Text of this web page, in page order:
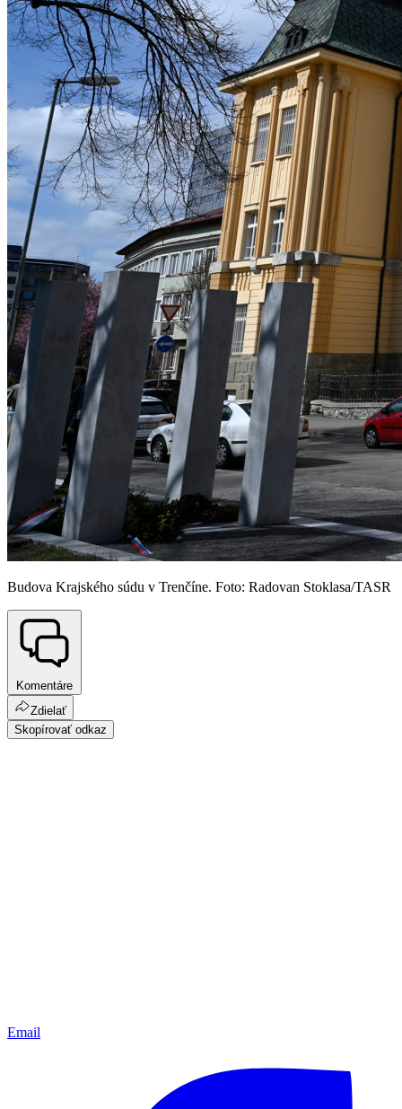
Budova Krajského súdu v Trenčíne. Foto: Radovan Stoklasa/TASR
Komentáre
Zdielať
Skopírovať odkaz
Email